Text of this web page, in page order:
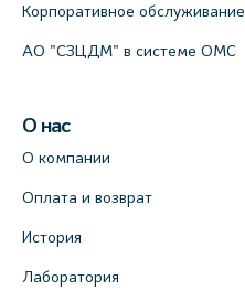
Корпоративное обслуживание
АО "СЗЦДМ" в системе ОМС
О нас
О компании
Оплата и возврат
История
Лаборатория